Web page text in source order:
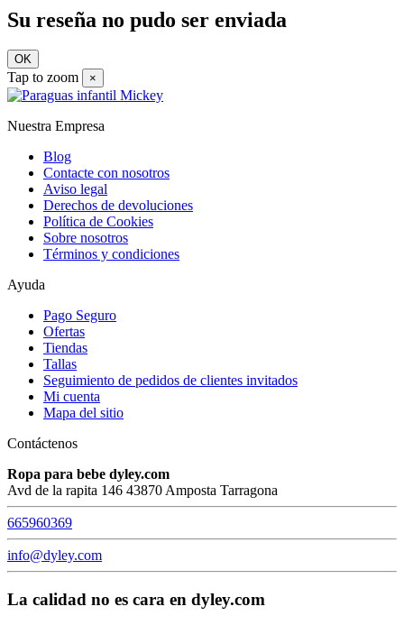
Su reseña no pudo ser enviada
OK
Tap to zoom ×
Nuestra Empresa
Blog
Contacte con nosotros
Aviso legal
Derechos de devoluciones
Política de Cookies
Sobre nosotros
Términos y condiciones
Ayuda
Pago Seguro
Ofertas
Tiendas
Tallas
Seguimiento de pedidos de clientes invitados
Mi cuenta
Mapa del sitio
Contáctenos
Ropa para bebe dyley.com
Avd de la rapita 146 43870 Amposta Tarragona
665960369
info@dyley.com
La calidad no es cara en dyley.com